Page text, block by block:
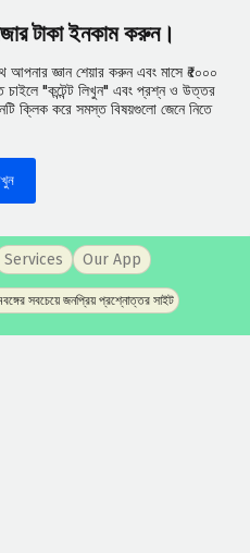
টাকা ইনকাম করুন।
জ্ঞান শেয়ার করুন এবং মাসে ₹৫০০০
চাইলে "কন্টেন্ট লিখুন" এবং প্রশ্ন ও উত্তর
ক্লিক করে সমস্ত বিষয়গুলো জেনে নিতে
Services Our App
সবচেয়ে জনপ্রিয় প্রশ্নোত্তর সাইট